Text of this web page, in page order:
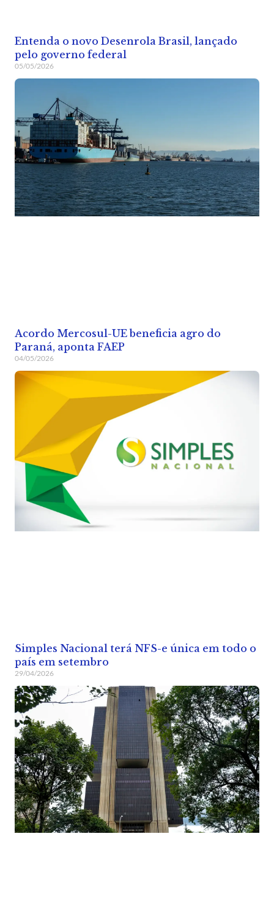
Entenda o novo Desenrola Brasil, lançado
pelo governo federal
05/05/2026
Acordo Mercosul-UE beneficia agro do
Paraná, aponta FAEP
04/05/2026
Simples Nacional terá NFS-e única em todo o
país em setembro
29/04/2026